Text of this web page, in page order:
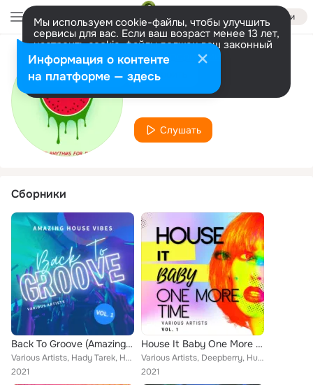
Войти
Мы используем cookie-файлы, чтобы улучшить
сервисы для вас. Если ваш возраст менее 13 лет,
настроить cookie-файлы должен ваш законный
представитель. Больше информации
Разрешить все Настроить
Исполнитель
Guar Ja
Слушать
Сборники
Back To Groove (Amazing House Vibes), Vol. 1
Various Artists, Hady Tarek, Huff, Johnny Yip, Djey Piko, Sonny Zamolo, Guar Ja, Jerry Ropero, Dan McKie, Skayem, Steven Shaw, A...
2021
House It Baby One More Time, Vol. 1
Various Artists, Deepberry, Huff, Guar Ja, Vitamin Alpha, Loris Buono, Ed Lee, Hoxtones, Josoy, Keyklova, Paco Caniza, Nervous F...
2021
Информация о контенте
на платформе — здесь